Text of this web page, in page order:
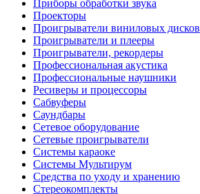
Приборы обработки звука
Проекторы
Проигрыватели виниловых дисков
Проигрыватели и плееры
Проигрыватели, рекордеры
Профессиональная акустика
Профессиональные наушники
Ресиверы и процессоры
Сабвуферы
Саундбары
Сетевое оборудование
Сетевые проигрыватели
Системы караоке
Системы Мультирум
Средства по уходу и хранению
Стереокомплекты